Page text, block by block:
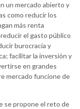
un mercado abierto y
como reducir los
más renta
el gasto público
burocracia y
facilitar la inversión y
en grandes
mercado funcione de
se propone el reto de